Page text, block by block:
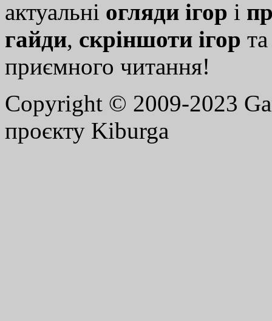
актуальні огляди ігор і
гайди, скріншоти ігор
приємного читання!
Copyright © 2009-2023
проєкту Kiburga